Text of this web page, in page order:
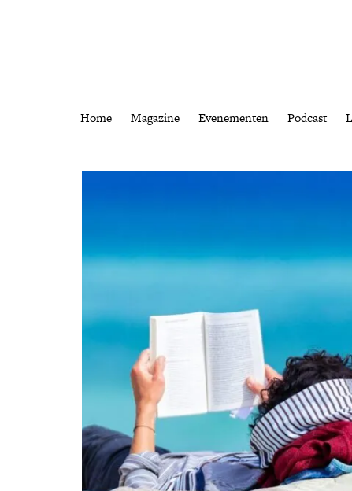
Home Magazine Evenementen Podcast
Home Magazine